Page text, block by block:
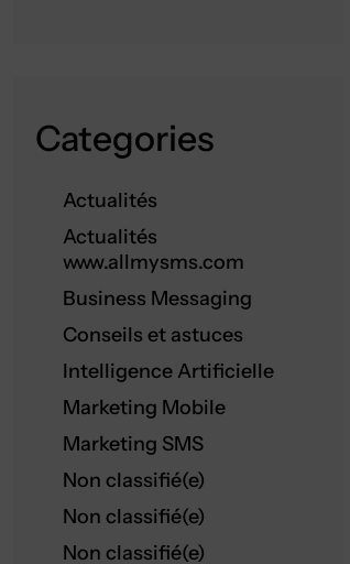
Categories
Actualités
Actualités
www.allmysms.com
Business Messaging
Conseils et astuces
Intelligence Artificielle
Marketing Mobile
Marketing SMS
Non classifié(e)
Non classifié(e)
Non classifié(e)